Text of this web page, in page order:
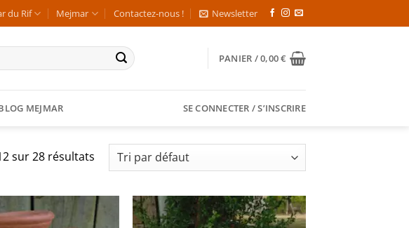
du Rif Mejmar Contactez-nous ! Newsletter
PANIER /0,00€
MEJMAR SE CONNECTER / S’INSCRIRE
sur 28 résultats